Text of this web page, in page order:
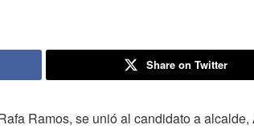
Share on Twitter
Ramos, se unió al candidato a alcalde,